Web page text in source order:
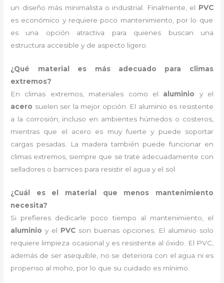
un diseño más minimalista o industrial. Finalmente, el PVC
es económico y requiere poco mantenimiento, por lo que
es una opción atractiva para quienes buscan una
estructura accesible y de aspecto ligero.
¿Qué material es más adecuado para climas
extremos?
En climas extremos, materiales como el aluminio y el
acero suelen ser la mejor opción. El aluminio es resistente
a la corrosión, incluso en ambientes húmedos o costeros,
mientras que el acero es muy fuerte y puede soportar
cargas pesadas. La madera también puede funcionar en
climas extremos, siempre que se trate adecuadamente con
selladores o barnices para resistir el agua y el sol.
¿Cuál es el material que menos mantenimiento
necesita?
Si prefieres dedicarle poco tiempo al mantenimiento, el
aluminio y el PVC son buenas opciones. El aluminio solo
requiere limpieza ocasional y es resistente al óxido. El PVC,
además de ser asequible, no se deteriora con el agua ni es
propenso al moho, por lo que su cuidado es mínimo.